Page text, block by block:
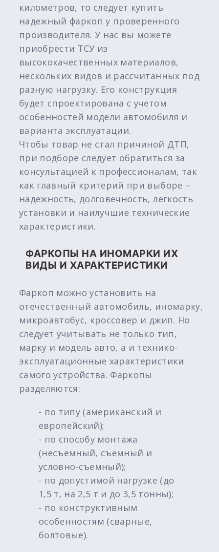
километров, то следует купить
надежный фаркоп у проверенного
производителя. У нас вы можете
приобрести ТСУ из
высококачественных материалов,
нескольких видов и рассчитанных под
разную нагрузку. Его конструкция
будет спроектирована с учетом
особенностей модели автомобиля и
варианта эксплуатации.
Чтобы товар не стал причиной ДТП,
при подборе следует обратиться за
консультацией к профессионалам, так
как главный критерий при выборе –
надежность, долговечность, легкость
установки и наилучшие технические
характеристики.
ФАРКОПЫ НА ИНОМАРКИ ИХ
ВИДЫ И ХАРАКТЕРИСТИКИ
Фаркоп можно установить на
отечественный автомобиль, иномарку,
микроавтобус, кроссовер и джип. Но
следует учитывать не только тип,
марку и модель авто, а и технико-
эксплуатационные характеристики
самого устройства. Фаркопы
разделяются:
- по типу (американский и
европейский);
- по способу монтажа
(несъемный, съемный и
условно-съемный);
- по допустимой нагрузке (до
1,5 т, на 2,5 т и до 3,5 тонны);
- по конструктивным
особенностям (сварные,
болтовые).